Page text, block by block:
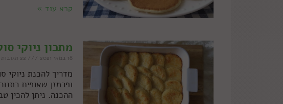
קרא עוד »
מתכון ניוקי
18 במאי 2021
מדריך להכנת ניוקי
ופרמזן שאופים
ההכנה. ניתן להכין